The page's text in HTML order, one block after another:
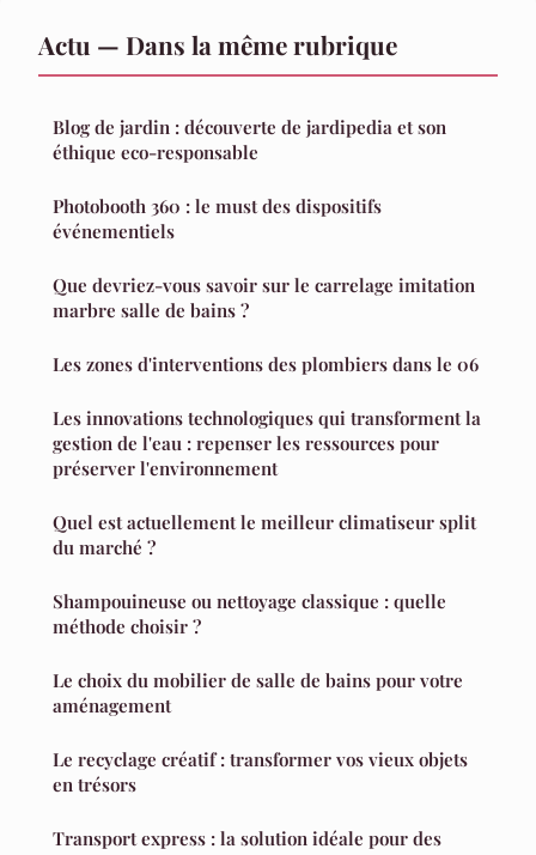
Actu — Dans la même rubrique
Blog de jardin : découverte de jardipedia et son
éthique eco-responsable
Photobooth 360 : le must des dispositifs
événementiels
Que devriez-vous savoir sur le carrelage imitation
marbre salle de bains ?
Les zones d'interventions des plombiers dans le 06
Les innovations technologiques qui transforment la
gestion de l'eau : repenser les ressources pour
préserver l'environnement
Quel est actuellement le meilleur climatiseur split
du marché ?
Shampouineuse ou nettoyage classique : quelle
méthode choisir ?
Le choix du mobilier de salle de bains pour votre
aménagement
Le recyclage créatif : transformer vos vieux objets
en trésors
Transport express : la solution idéale pour des